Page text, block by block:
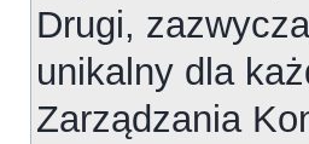
Drugi,
unikalny dla
Zarządzania